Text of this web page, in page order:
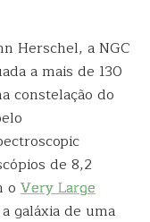
Herschel, a NGC
a mais de 130
constelação do
de 8,2
o Very Large
galáxia de uma